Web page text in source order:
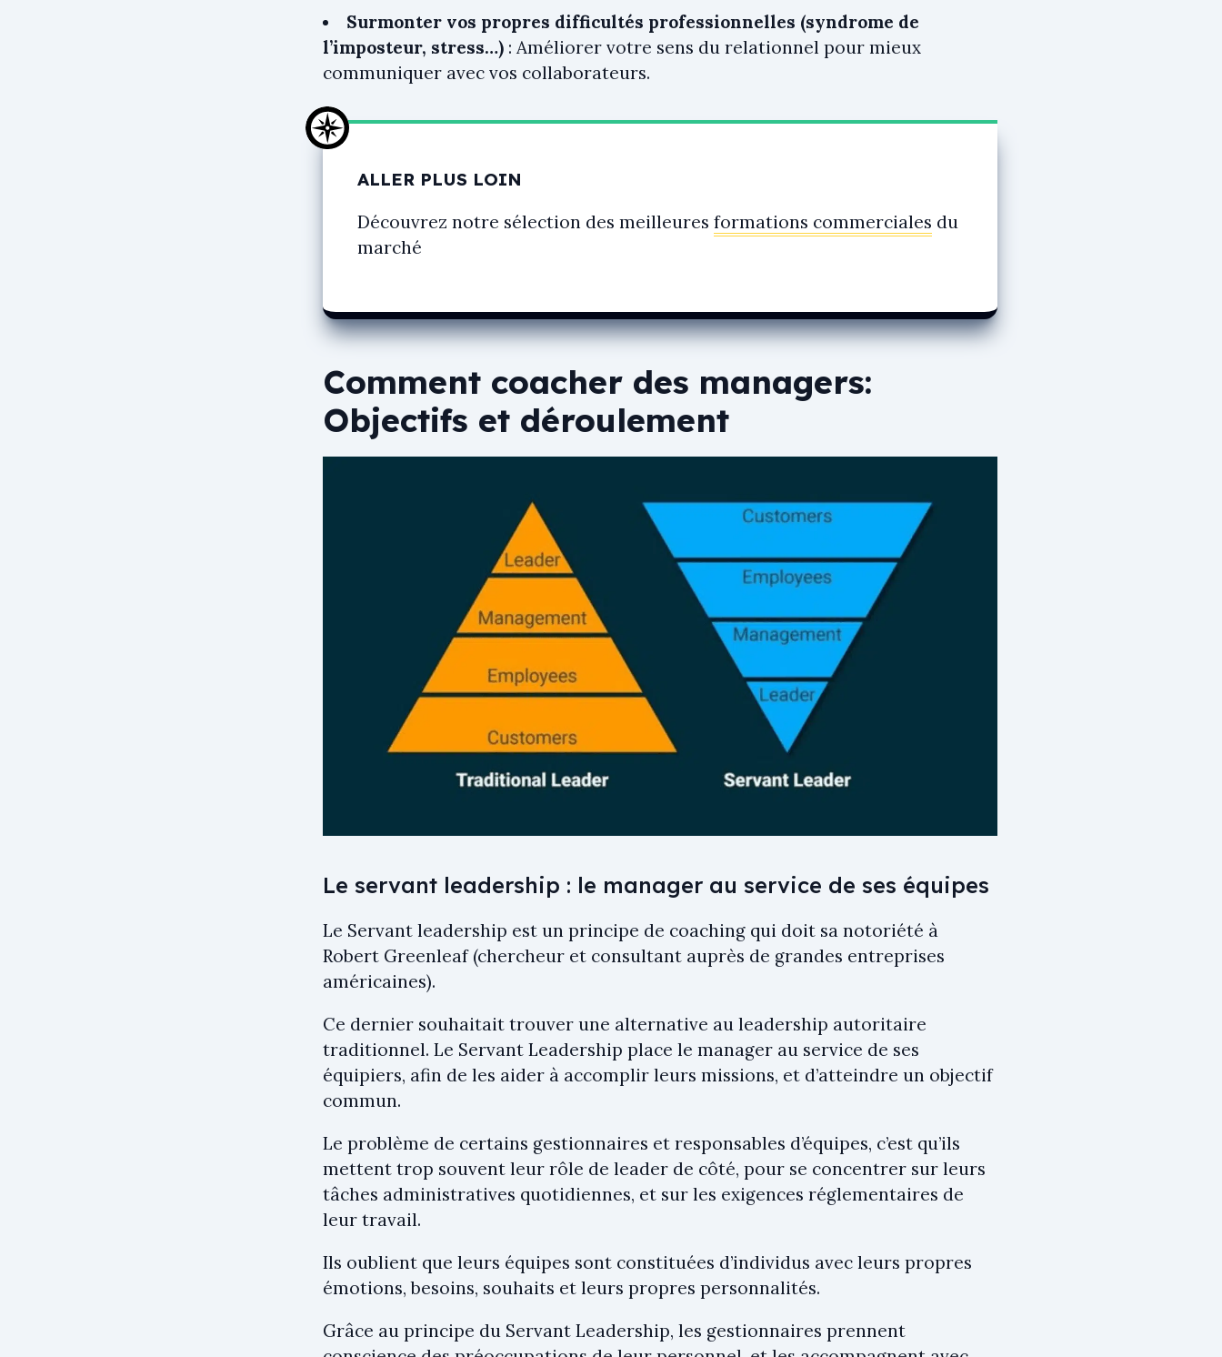
Surmonter vos propres difficultés professionnelles (syndrome de
l’imposteur, stress…) : Améliorer votre sens du relationnel pour mieux
communiquer avec vos collaborateurs.
ALLER PLUS LOIN
Découvrez notre sélection des meilleures formations commerciales du
marché
Comment coacher des managers:
Objectifs et déroulement
Le servant leadership : le manager au service de ses équipes
Le Servant leadership est un principe de coaching qui doit sa notoriété à
Robert Greenleaf (chercheur et consultant auprès de grandes entreprises
américaines).
Ce dernier souhaitait trouver une alternative au leadership autoritaire
traditionnel. Le Servant Leadership place le manager au service de ses
équipiers, afin de les aider à accomplir leurs missions, et d’atteindre un objectif
commun.
Le problème de certains gestionnaires et responsables d’équipes, c’est qu’ils
mettent trop souvent leur rôle de leader de côté, pour se concentrer sur leurs
tâches administratives quotidiennes, et sur les exigences réglementaires de
leur travail.
Ils oublient que leurs équipes sont constituées d’individus avec leurs propres
émotions, besoins, souhaits et leurs propres personnalités.
Grâce au principe du Servant Leadership, les gestionnaires prennent